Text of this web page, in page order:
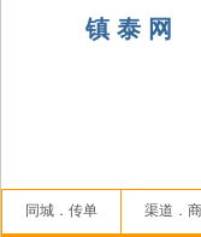
镇 泰 网
同城．传单 渠道．